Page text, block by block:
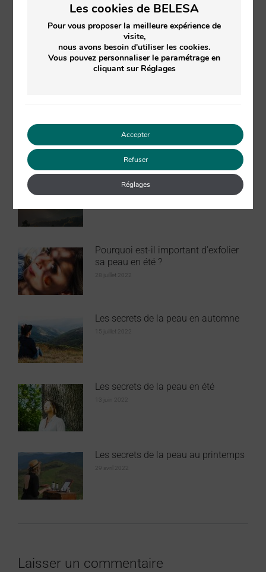
printemps
le printemps
2 mars 2023
L’évolution du corps en fonction des
saisons
Pourquoi est-il important d’exfolier
sa peau en été ?
28 juillet 2022
Les secrets de la peau en automne
15 juillet 2022
Les secrets de la peau en été
13 juin 2022
Les secrets de la peau au printemps
29 avril 2022
Laisser un commentaire
Les cookies de BELESA
Pour vous proposer la meilleure expérience de
visite,
nous avons besoin d'utiliser les cookies.
Vous pouvez personnaliser le paramétrage en
cliquant sur Réglages
Accepter
Refuser
Réglages